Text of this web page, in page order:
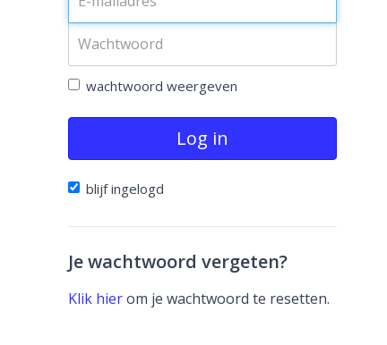
wachtwoord weergeven
Log in
blijf ingelogd
Je wachtwoord vergeten?
Klik hierom je wachtwoord te resetten.